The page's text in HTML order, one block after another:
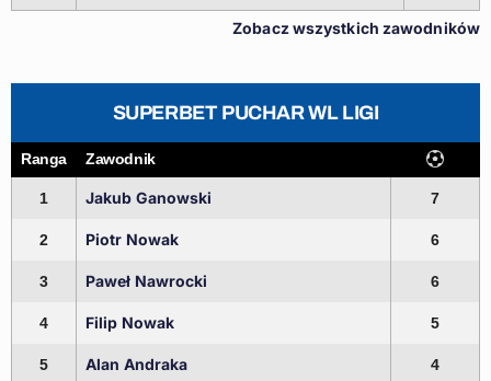
Zobacz wszystkich zawodników
SUPERBET PUCHAR WL LIGI
Ranga Zawodnik
1 Jakub Ganowski 7
2 Piotr Nowak 6
3 Paweł Nawrocki 6
4 Filip Nowak 5
5 Alan Andraka 4